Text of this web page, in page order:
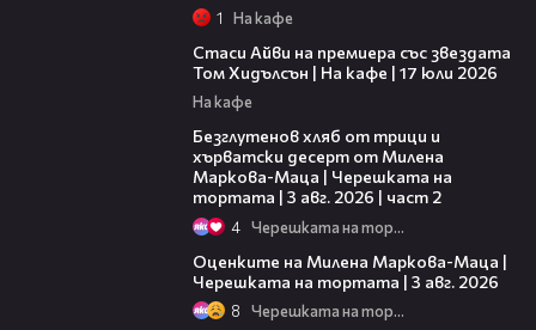
1 На кафе
Стаси Айви на премиера със звездата
Том Хидълсън | На кафе | 17 юли 2026
На кафе
Безглутенов хляб от трици и
хърватски десерт от Милена
Маркова-Маца | Черешката на
тортата | 3 авг. 2026 | част 2
4 Черешката на тортата
Оценките на Милена Маркова-Маца |
Черешката на тортата | 3 авг. 2026
8 Черешката на тортата